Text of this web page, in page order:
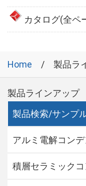
カタログ(全ペ
Home 製品ラ
製品ラインアップ
製品検索/サンプ
アルミ電解コン
積層セラミック